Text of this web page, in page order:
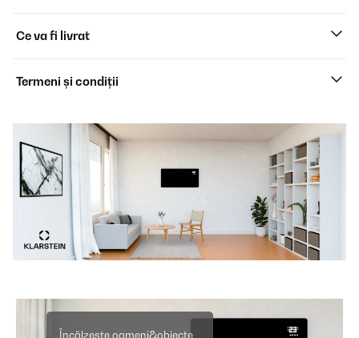
Ce va fi livrat
Termeni și condiții
Încălzește oameni&obiecte